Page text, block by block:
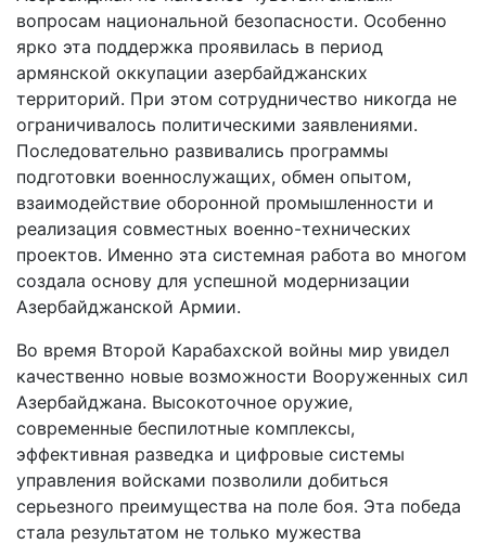
вопросам национальной безопасности. Особенно
ярко эта поддержка проявилась в период
армянской оккупации азербайджанских
территорий. При этом сотрудничество никогда не
ограничивалось политическими заявлениями.
Последовательно развивались программы
подготовки военнослужащих, обмен опытом,
взаимодействие оборонной промышленности и
реализация совместных военно-технических
проектов. Именно эта системная работа во многом
создала основу для успешной модернизации
Азербайджанской Армии.
Во время Второй Карабахской войны мир увидел
качественно новые возможности Вооруженных сил
Азербайджана. Высокоточное оружие,
современные беспилотные комплексы,
эффективная разведка и цифровые системы
управления войсками позволили добиться
серьезного преимущества на поле боя. Эта победа
стала результатом не только мужества